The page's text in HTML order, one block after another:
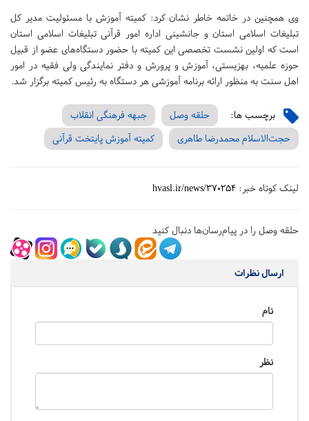
وی همچنین در خاتمه خاطر نشان کرد: کمیته آموزش با مسئولیت مدیر کل
تبلیغات اسلامی استان و جانشینی اداره امور قرآنی تبلیغات اسلامی استان
است که اولین نشست تخصصی این کمیته با حضور دستگاه‌های عضو از قبیل
حوزه علمیه، بهزیستی، آموزش و پرورش و دفتر نمایندگی ولی فقیه در امور
اهل سنت به منظور ارائه برنامه آموزشی هر دستگاه به رئیس کمیته برگزار شد.
برچسب ها: حلقه وصل
جبهه فرهنگی انقلاب
حجت‌الاسلام محمدرضا طاهری
کمیته آموزش پایتخت قرآنی
لینک کوتاه خبر: hvasl.ir/news/370254
حلقه وصل را در پیام‌رسان‌ها دنبال کنید
ارسال نظرات
نام
نظر